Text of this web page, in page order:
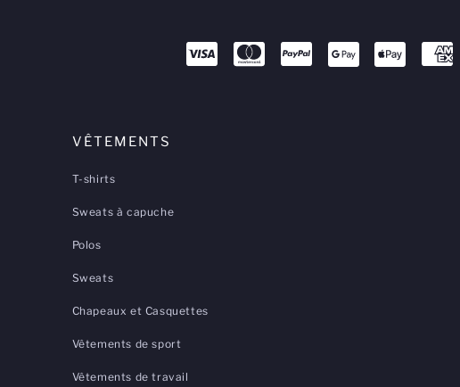
VÊTEMENTS
T-shirts
Sweats à capuche
Polos
Sweats
Chapeaux et Casquettes
Vêtements de sport
Vêtements de travail